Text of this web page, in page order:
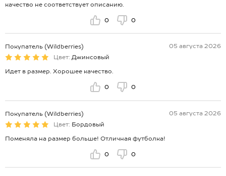
качество не соответствует описанию.
0 0
Покупатель (Wildberries)
05 августа 2026
Цвет: Джинсовый
Идет в размер. Хорошее качество.
0 0
Покупатель (Wildberries)
05 августа 2026
Цвет: Бордовый
Поменяла на размер больше! Отличная футболка!
0 0